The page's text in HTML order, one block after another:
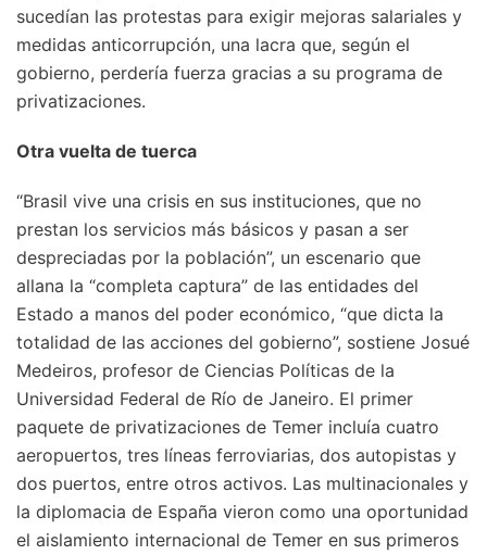
sucedían las protestas para exigir mejoras salariales y
medidas anticorrupción, una lacra que, según el
gobierno, perdería fuerza gracias a su programa de
privatizaciones.
Otra vuelta de tuerca
“Brasil vive una crisis en sus instituciones, que no
prestan los servicios más básicos y pasan a ser
despreciadas por la población”, un escenario que
allana la “completa captura” de las entidades del
Estado a manos del poder económico, “que dicta la
totalidad de las acciones del gobierno”, sostiene Josué
Medeiros, profesor de Ciencias Políticas de la
Universidad Federal de Río de Janeiro. El primer
paquete de privatizaciones de Temer incluía cuatro
aeropuertos, tres líneas ferroviarias, dos autopistas y
dos puertos, entre otros activos. Las multinacionales y
la diplomacia de España vieron como una oportunidad
el aislamiento internacional de Temer en sus primeros